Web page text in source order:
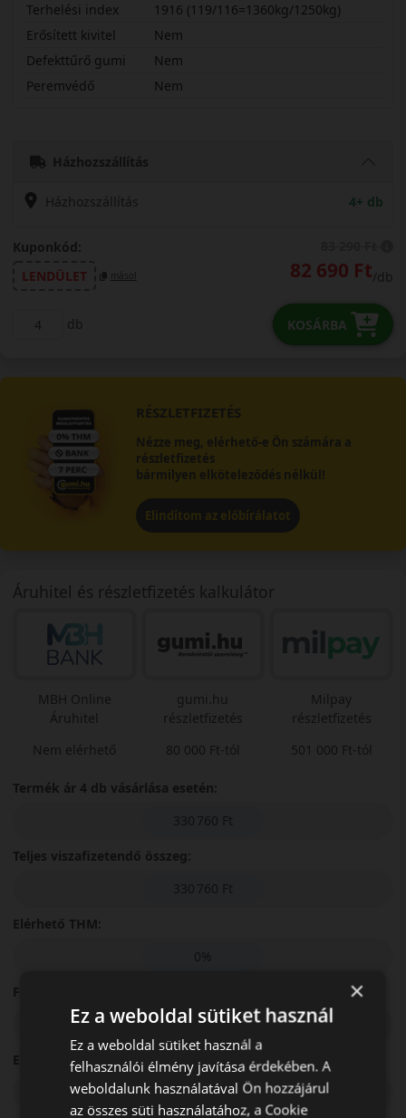
Terhelési index
1916 (119/116=1360kg/1250kg)
Erősített kivitel
Nem
Defekttűrő gumi
Nem
Peremvédő
Nem
Házhozszállítás
Házhozszállítás 4+ db
Kuponkód:
LENDÜLET
másol 82 690 Ft/db
db KOSÁRBA
RÉSZLETFIZETÉS
Nézze meg, elérhető-e Ön számára a
részletfizetés
bármilyen elköteleződés nélkül!
Elindítom az előbírálatot
Áruhitel és részletfizetés kalkulátor
MBH Online
Áruhitel
Nem elérhető
gumi.hu
részletfizetés
80 000 Ft-tól
Milpay
részletfizetés
501 000 Ft-tól
Termék ár 4 db vásárlása esetén:
330 760 Ft
Teljes viszafizetendő összeg:
330 760 Ft
Elérhető THM:
0%
Futamidő:
3 hónap
Első részlet összege:
82 690 Ft
×
Ez a weboldal sütiket használ
Ez a weboldal sütiket használ a
felhasználói élmény javítása érdekében. A
weboldalunk használatával Ön hozzájárul
az összes süti használatához, a Cookie